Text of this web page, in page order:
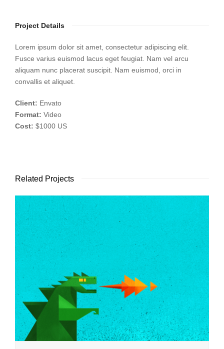
Project Details
Lorem ipsum dolor sit amet, consectetur adipiscing elit.
Fusce varius euismod lacus eget feugiat. Nam vel arcu
aliquam nunc placerat suscipit. Nam euismod, orci in
convallis et aliquet.
Client: Envato
Format: Video
Cost: $1000 US
Related Projects